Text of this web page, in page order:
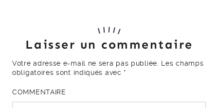
Laisser un commentaire
Votre adresse e-mail ne sera pas publiée.
Les champs
obligatoires sont indiqués avec *
COMMENTAIRE